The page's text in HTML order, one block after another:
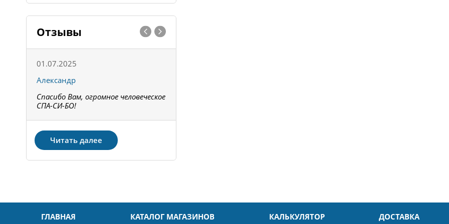
Отзывы
01.07.2025
Александр
Спасибо Вам, огромное человеческое
СПА-СИ-БО!
Читать далее
ГЛАВНАЯ КАТАЛОГ МАГАЗИНОВ КАЛЬКУЛЯТОР ДОСТАВКА